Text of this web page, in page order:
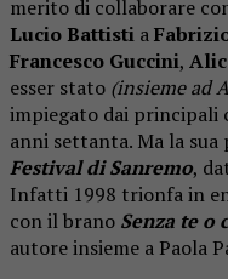
merito di collaborare
Lucio Battisti a
Francesco Guccini,
esser stato (insieme ad
impiegato dai
anni settanta. Ma la
Festival di Sanremo,
Infatti 1998 trionfa in
con il brano Senza te o
autore insieme a Paola